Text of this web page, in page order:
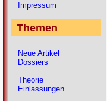
Impressum
Themen
Neue Artikel
Dossiers
Theorie
Einlassungen